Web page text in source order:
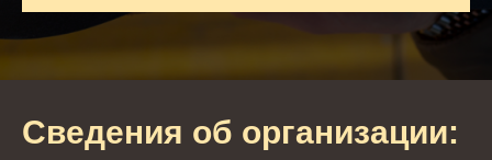
Сведения об организации: